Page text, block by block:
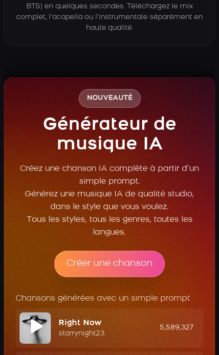
BTS) en quelques secondes. Téléchargez le mix
complet, l’acapella ou l’instrumentale séparément en
haute qualité.
NOUVEAUTÉ
Générateur de
musique IA
Créez une chanson IA complète à partir d’un
simple prompt.
Générez une musique IA de qualité studio,
dans le style que vous voulez.
Tous les styles, tous les genres, toutes les
langues.
Créer une chanson
Chansons générées avec un simple prompt
Right Now
starrynight23
5,589,327